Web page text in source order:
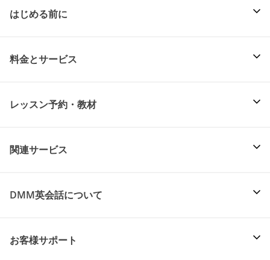
はじめる前に
料金とサービス
レッスン予約・教材
関連サービス
DMM英会話について
お客様サポート